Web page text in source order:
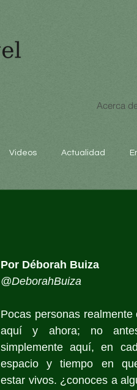
Acerca
Videos Actualidad
Por Déborah Buiza
@DeborahBuiza
Pocas personas realmente
aquí y ahora; no
simplemente aquí, en
espacio y tiempo en
estar vivos. ¿conoces a